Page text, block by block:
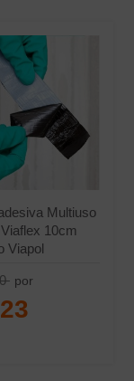
Multiuso
10cm
Viapol
por